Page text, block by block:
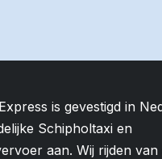
is gevestigd in
Schipholtaxi en
aan. Wij rijden van